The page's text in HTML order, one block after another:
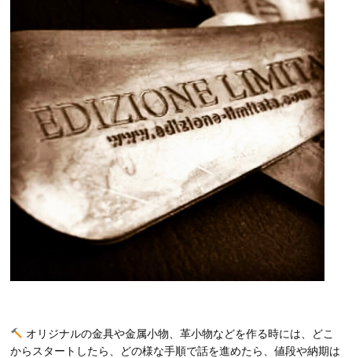
オリジナルの金具や金属小物、革小物などを作る時には、どこ
からスタートしたら、どの様な手順で話を進めたら、値段や納期は